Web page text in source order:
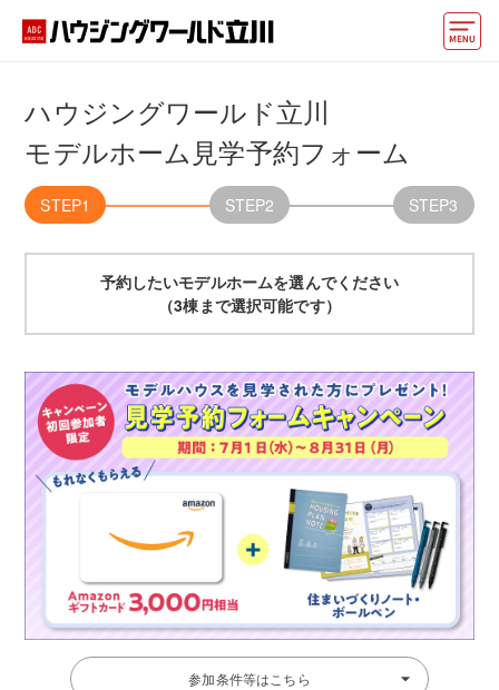
住宅会社・ハウスメーカー
イベント情報・プレゼント
好みからモデルハウスを探す
他の展示場 ABCハウジングトップ
マイページ アカウント登録
ハウジングワールド立川
モデルホーム見学予約フォーム
STEP1 STEP2 STEP3
予約したいモデルホームを選んでください
（3棟まで選択可能です）
参加条件等はこちら